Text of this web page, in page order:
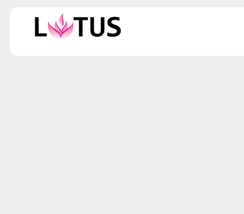
NOW IS